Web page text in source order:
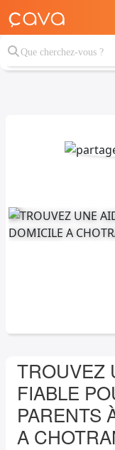
TROUVEZ
FIABLE
PARENTS
A